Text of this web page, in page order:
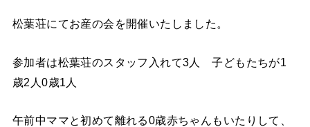
松葉荘にてお産の会を開催いたしました。
参加者は松葉荘のスタッフ入れて3人 子どもたちが1
歳2人0歳1人
午前中ママと初めて離れる0歳赤ちゃんもいたりして、